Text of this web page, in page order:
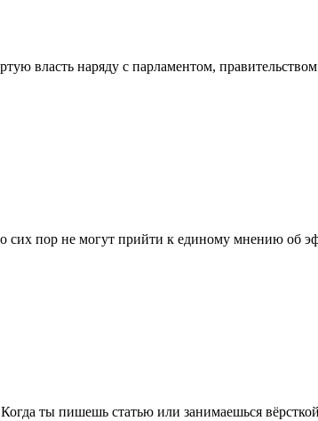
власть наряду с парламентом,
сих пор не могут прийти к единому мнению об
ты пишешь статью или занимаешься